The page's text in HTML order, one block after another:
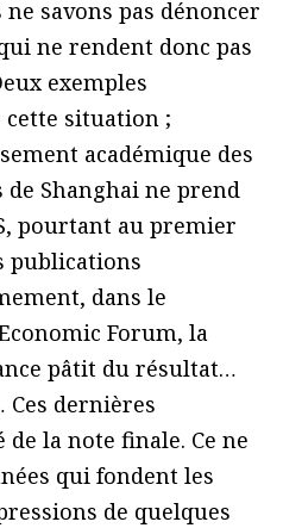
savons pas dénoncer
ne rendent donc pas
exemples
situation ;
académique des
Shanghai ne prend
pourtant au premier
publications
dans le
Forum, la
pâtit du résultat…
Ces dernières
la note finale. Ce ne
qui fondent les
de quelques